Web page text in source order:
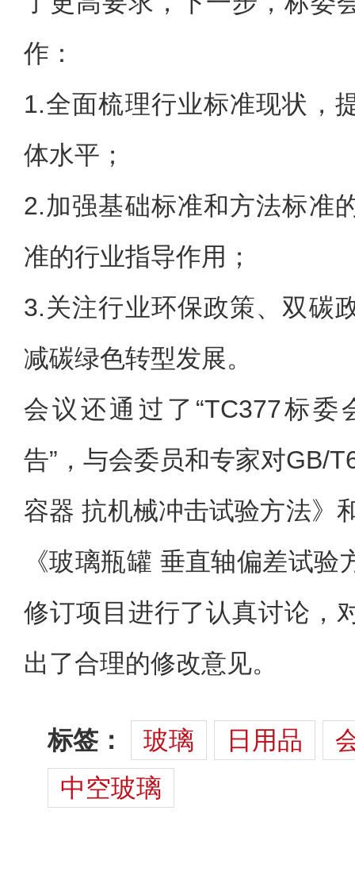
作：
1.全面梳理行业标准现状，
体水平；
2.加强基础标准和方法标准
准的行业指导作用；
3.关注行业环保政策、双碳
减碳绿色转型发展。
会议还通过了“TC377标委
告”，与会委员和专家对GB/
容器 抗机械冲击试验方法》
《玻璃瓶罐 垂直轴偏差试
修订项目进行了认真讨论，
出了合理的修改意见。
标签： 玻璃 日用品
中空玻璃